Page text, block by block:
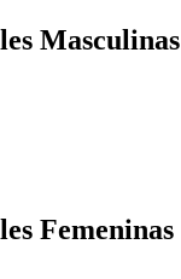
Masculinas
Femeninas